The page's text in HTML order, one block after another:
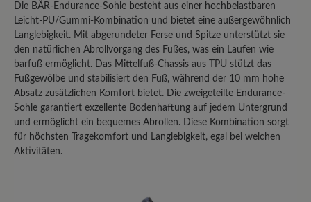
Gummisohle noch an Haftung hat, fehlt
hier vollends! Ich habe im Auto -
austattungsbedingt - eine
Metallpedalerie; auch hier ist mit dem
Sohlenmix, wenn er denn einmal feucht
werden sollte, Vorsicht geboten! Da
gibt's kein Halten! ich hatte mir sogar
von einem "Mister-Minute-Shop" in
einem Kaufhaus eine "echte"
sind die Schuhe von Bär wirklich gut
Die BÄR-Endurance-Sohle besteht aus einer hochbelastbaren
Leicht-PU/Gummi-Kombination und bietet eine außergewöhnlich
Langlebigkeit. Mit abgerundeter Ferse und Spitze unterstützt sie
den natürlichen Abrollvorgang des Fußes, was ein Laufen wie
barfuß ermöglicht. Das Mittelfuß-Chassis aus TPU stützt das
Fußgewölbe und stabilisiert den Fuß, während der 10 mm hohe
Absatz zusätzlichen Komfort bietet. Die zweigeteilte Endurance-
Sohle garantiert exzellente Bodenhaftung auf jedem Untergrund
und ermöglicht ein bequemes Abrollen. Diese Kombination sorgt
für höchsten Tragekomfort und Langlebigkeit, egal bei welchen
Aktivitäten.